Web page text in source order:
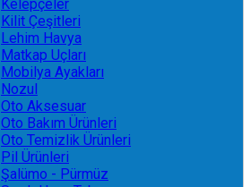
Kelepçeler
Kilit Çeşitleri
Lehim Havya
Matkap Uçları
Mobilya Ayakları
Nozul
Oto Aksesuar
Oto Bakım Ürünleri
Oto Temizlik Ürünleri
Pil Ürünleri
Şalümo - Pürmüz